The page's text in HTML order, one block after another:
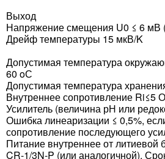
Выход
Напряжение смещения U0 ≤ 6 мВ
Дрейф температуры 15 мкВ/K
Допустимая температура
60 oС
Допустимая температура
Внутреннее сопротивление Ri≤5
Усилитель (величина рН или
Ошибка линеаризации ≤ 0,5%,
сопротивление последующего
Питание внутреннее от литиевой
CR-1/3N-P (или аналогичной).